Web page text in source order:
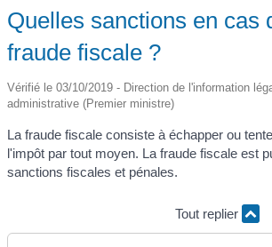
Quelles sanctions en cas
fraude fiscale ?
Vérifié le 03/10/2019 - Direction de l'information
administrative (Premier ministre)
La fraude fiscale consiste à échapper ou
l'impôt par tout moyen. La fraude fiscale est
sanctions fiscales et pénales.
Tout replier